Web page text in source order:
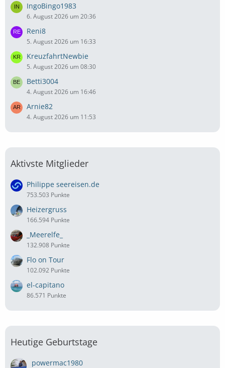
IngoBingo1983
6. August 2026 um 20:36
Reni8
5. August 2026 um 16:33
KreuzfahrtNewbie
5. August 2026 um 08:30
Betti3004
4. August 2026 um 16:46
Arnie82
4. August 2026 um 11:53
Aktivste Mitglieder
Philippe seereisen.de
753.503 Punkte
Heizergruss
166.594 Punkte
_Meerelfe_
132.908 Punkte
Flo on Tour
102.092 Punkte
el-capitano
86.571 Punkte
Heutige Geburtstage
powermac1980